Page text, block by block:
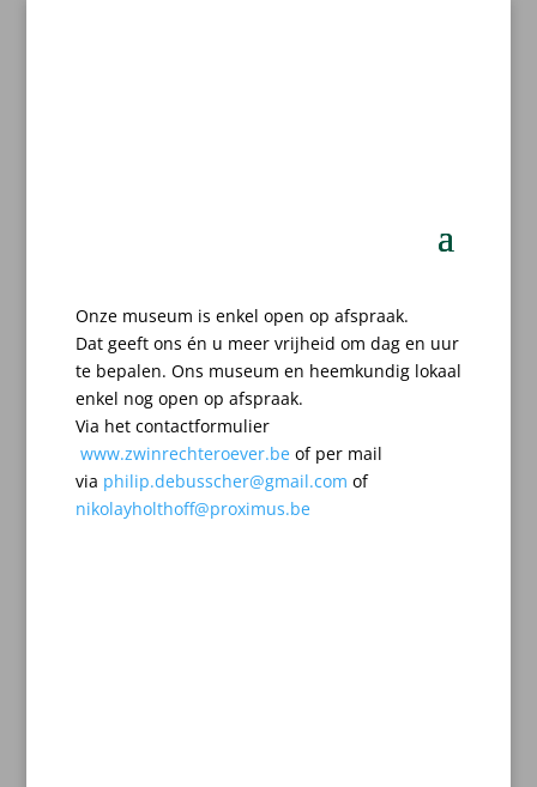
Onze museum is enkel open op afspraak.
Dat geeft ons én u meer vrijheid om dag en uur
te bepalen. Ons museum en heemkundig lokaal
enkel nog open op afspraak.
Via het contactformulier
www.zwinrechteroever.be of per mail
via philip.debusscher@gmail.com of
nikolayholthoff@proximus.be